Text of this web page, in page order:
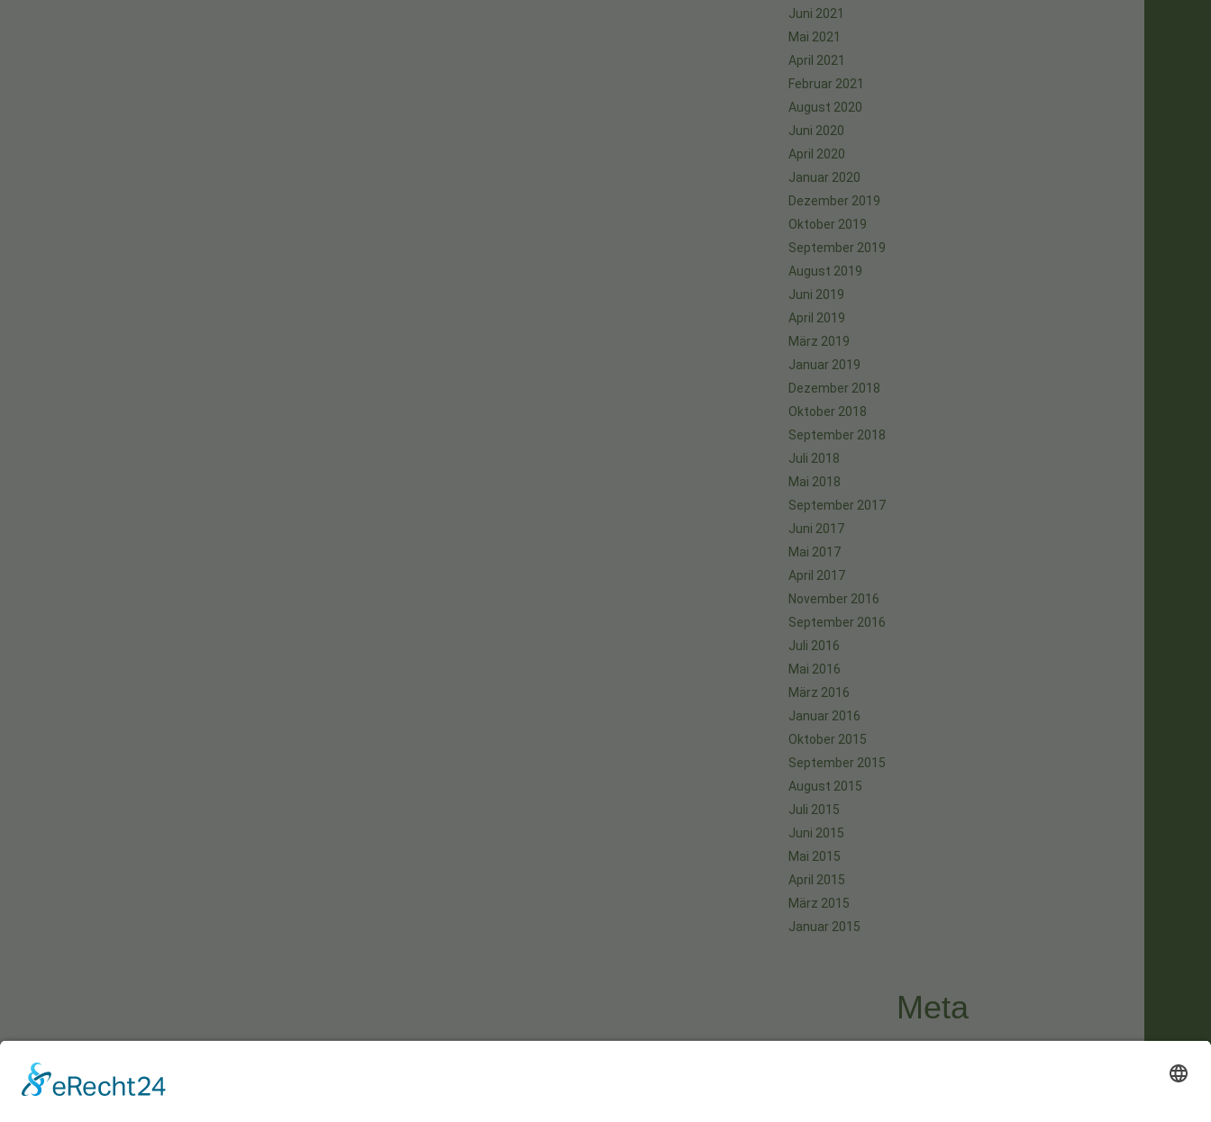
Juni 2021
Mai 2021
April 2021
Februar 2021
August 2020
Juni 2020
April 2020
Januar 2020
Dezember 2019
Oktober 2019
September 2019
August 2019
Juni 2019
April 2019
März 2019
Januar 2019
Dezember 2018
Oktober 2018
September 2018
Juli 2018
Mai 2018
September 2017
Juni 2017
Mai 2017
April 2017
November 2016
September 2016
Juli 2016
Mai 2016
März 2016
Januar 2016
Oktober 2015
September 2015
August 2015
Juli 2015
Juni 2015
Mai 2015
April 2015
März 2015
Januar 2015
Meta